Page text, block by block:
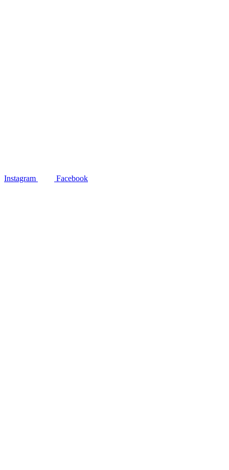
Instagram Facebook